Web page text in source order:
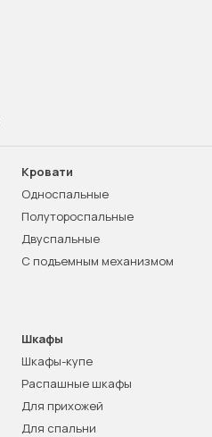
Кровати
Односпальные
Полутороспальные
Двуспальные
С подъемным механизмом
Шкафы
Шкафы-купе
Распашные шкафы
Для прихожей
Для спальни